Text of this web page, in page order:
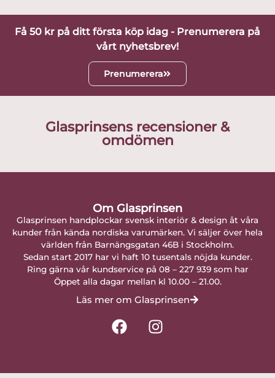
Få 50 kr på ditt första köp idag - Prenumerera på
vårt nyhetsbrev!
Prenumerera
Glasprinsens recensioner &
omdömen
Om Glasprinsen
Glasprinsen handplockar svensk interiör & design åt våra
kunder från kända nordiska varumärken. Vi säljer över hela
världen från Barnängsgatan 46B i Stockholm.
Sedan start 2017 har vi haft 10 tusentals nöjda kunder.
Ring gärna vår kundservice på 08 – 227 939 som har
Öppet alla dagar mellan kl 10.00 – 21.00.
Läs mer om Glasprinsen
F
a
I
n